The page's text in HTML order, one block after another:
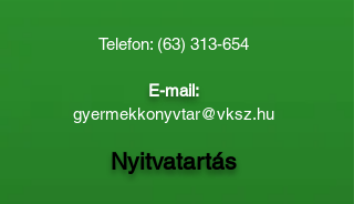
Telefon: (63) 313-654
E-mail:
gyermekkonyvtar@vksz.hu
Nyitvatartás